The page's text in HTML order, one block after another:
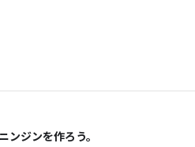
ジンを作ろう。